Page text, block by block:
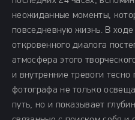
неожиданные моменты,
повседневную жизнь. В ходе
откровенного диалога
атмосфера этого
и внутренние тревоги тесно
фотографа не только
путь, но и показывает